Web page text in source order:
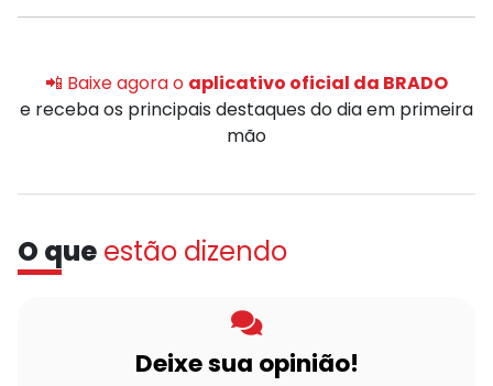
📲 Baixe agora o aplicativo oficial da BRADO
e receba os principais destaques do dia em primeira
mão
O que estão dizendo
Deixe sua opinião!